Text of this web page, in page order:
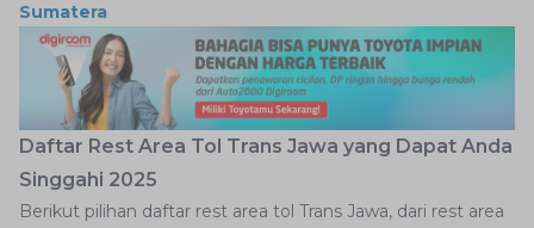
Sumatera
Daftar Rest Area Tol Trans Jawa yang Dapat Anda
Singgahi 2025
Berikut pilihan daftar rest area tol Trans Jawa, dari rest area